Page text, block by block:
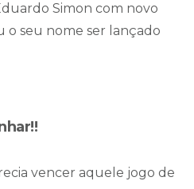
Simon com novo
o seu nome ser lançado
vencer aquele jogo de